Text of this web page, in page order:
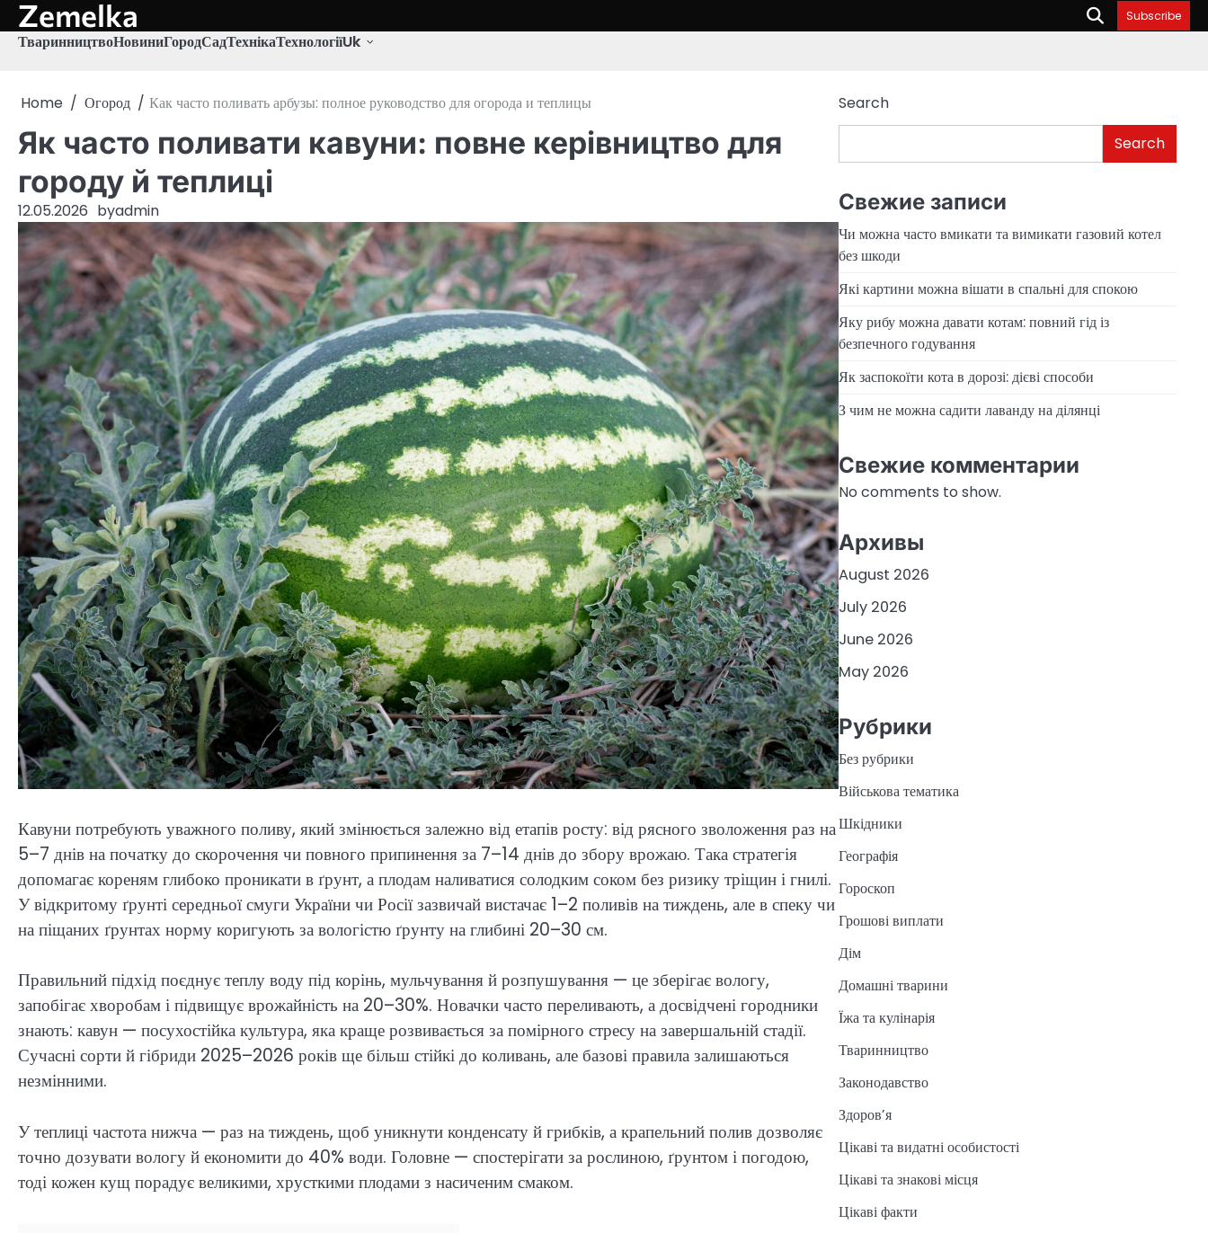
Skip
to
content
Zemelka Subscribe
ТваринництвоНовиниГородСадТехнікаТехнологіїUk
Home Огород Как часто поливать арбузы: полное руководство для огорода и теплицы
Як часто поливати кавуни: повне керівництво для
городу й теплиці
12.05.2026 byadmin
Кавуни потребують уважного поливу, який змінюється залежно від етапів росту: від рясного зволоження раз на
5–7 днів на початку до скорочення чи повного припинення за 7–14 днів до збору врожаю. Така стратегія
допомагає кореням глибоко проникати в ґрунт, а плодам наливатися солодким соком без ризику тріщин і гнилі.
У відкритому ґрунті середньої смуги України чи Росії зазвичай вистачає 1–2 поливів на тиждень, але в спеку чи
на піщаних ґрунтах норму коригують за вологістю ґрунту на глибині 20–30 см.
Правильний підхід поєднує теплу воду під корінь, мульчування й розпушування — це зберігає вологу,
запобігає хворобам і підвищує врожайність на 20–30%. Новачки часто переливають, а досвідчені городники
знають: кавун — посухостійка культура, яка краще розвивається за помірного стресу на завершальній стадії.
Сучасні сорти й гібриди 2025–2026 років ще більш стійкі до коливань, але базові правила залишаються
незмінними.
У теплиці частота нижча — раз на тиждень, щоб уникнути конденсату й грибків, а крапельний полив дозволяє
точно дозувати вологу й економити до 40% води. Головне — спостерігати за рослиною, ґрунтом і погодою,
тоді кожен кущ порадує великими, хрусткими плодами з насиченим смаком.
Search
Search
Свежие записи
Чи можна часто вмикати та вимикати газовий котел
без шкоди
Які картини можна вішати в спальні для спокою
Яку рибу можна давати котам: повний гід із
безпечного годування
Як заспокоїти кота в дорозі: дієві способи
З чим не можна садити лаванду на ділянці
Свежие комментарии
No comments to show.
Архивы
August 2026
July 2026
June 2026
May 2026
Рубрики
Без рубрики
Військова тематика
Шкідники
Географія
Гороскоп
Грошові виплати
Дім
Домашні тварини
Їжа та кулінарія
Тваринництво
Законодавство
Здоров’я
Цікаві та видатні особистості
Цікаві та знакові місця
Цікаві факти